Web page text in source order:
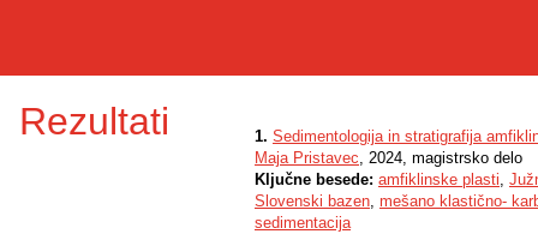
Rezultati 1. Sedimentologija in stratigrafija
Maja Pristavec, 2024, magistrsko delo
Ključne besede: amfiklinske plasti,
Slovenski bazen, mešano klastično-
sedimentacija